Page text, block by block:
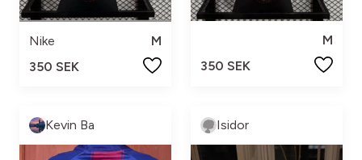
Nike
M
350 SEK
M
350 SEK
Kevin Ba Isidor